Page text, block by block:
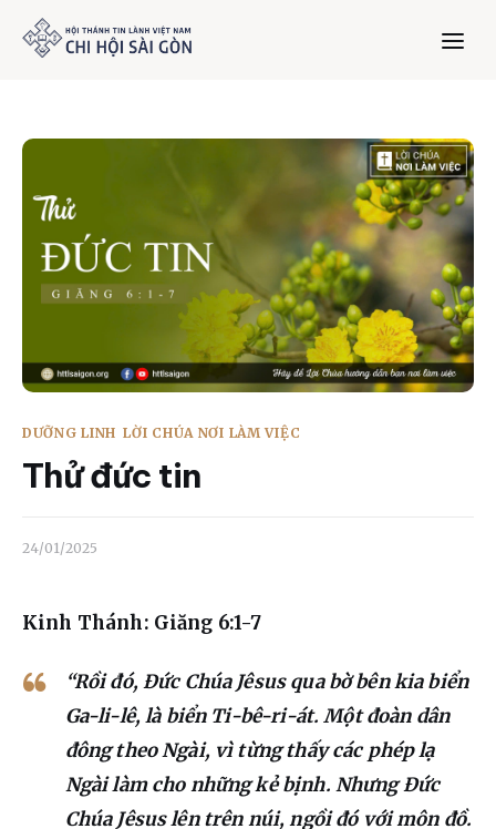
Dưỡng Linh
Bản tin
Mục vụ
Liên hệ
Dâng hiến
DƯỠNG LINH LỜI CHÚA NƠI LÀM VIỆC
Thử đức tin
24/01/2025
Kinh Thánh: Giăng 6:1-7
“Rồi đó, Đức Chúa Jêsus qua bờ bên kia biển
Ga-li-lê, là biển Ti-bê-ri-át. Một đoàn dân
đông theo Ngài, vì từng thấy các phép lạ
Ngài làm cho những kẻ bịnh. Nhưng Đức
Chúa Jêsus lên trên núi, ngồi đó với môn đồ.